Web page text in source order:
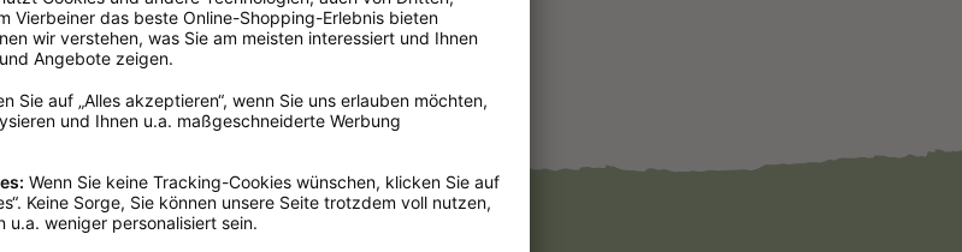
Outlet